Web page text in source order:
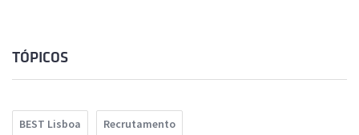
TÓPICOS
BEST Lisboa Recrutamento